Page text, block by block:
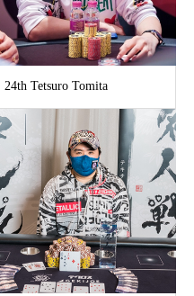
24th Tetsuro Tomita